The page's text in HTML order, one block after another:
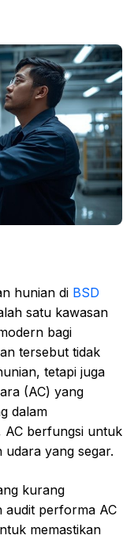
hunian di BSD
satu kawasan
bagi
tersebut tidak
tetapi juga
(AC) yang
dalam
AC berfungsi untuk
yang segar.
kurang
audit performa AC
memastikan